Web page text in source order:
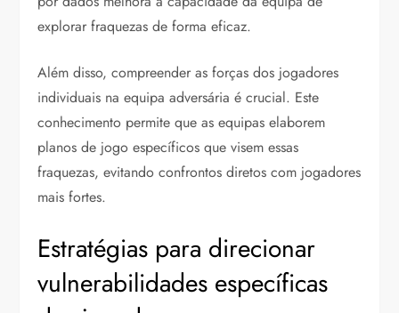
explorar fraquezas de forma eficaz.
Além disso, compreender as forças dos jogadores
individuais na equipa adversária é crucial. Este
conhecimento permite que as equipas elaborem
planos de jogo específicos que visem essas
fraquezas, evitando confrontos diretos com jogadores
mais fortes.
Estratégias para direcionar
vulnerabilidades específicas